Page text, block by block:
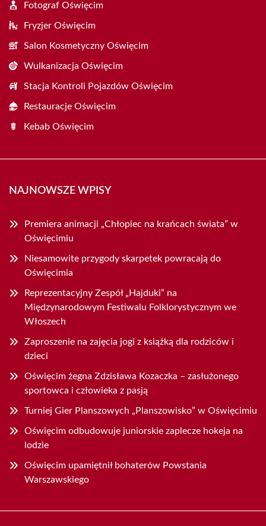
Fotograf Oświęcim
Fryzjer Oświęcim
Salon Kosmetyczny Oświęcim
Wulkanizacja Oświęcim
Stacja Kontroli Pojazdów Oświęcim
Restauracje Oświęcim
Kebab Oświęcim
NAJNOWSZE WPISY
Premiera animacji „Chłopiec na krańcach świata” w
Oświęcimiu
Niesamowite przygody skarpetek powracają do
Oświęcimia
Reprezentacyjny Zespół „Hajduki” na
Międzynarodowym Festiwalu Folklorystycznym we
Włoszech
Zaproszenie na zajęcia jogi z książką dla rodziców i
dzieci
Oświęcim żegna Zdzisława Kozaczka – zasłużonego
sportowca i człowieka z pasją
Turniej Gier Planszowych „Planszowisko” w Oświęcimiu
Oświęcim odbudowuje juniorskie zaplecze hokeja na
lodzie
Oświęcim upamiętnił bohaterów Powstania
Warszawskiego